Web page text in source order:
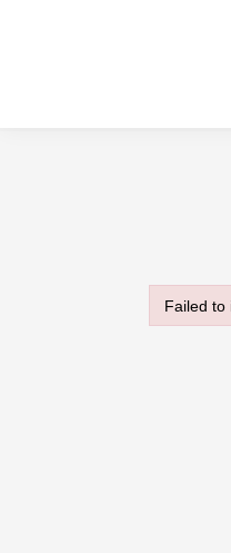
Failed to
Failed to